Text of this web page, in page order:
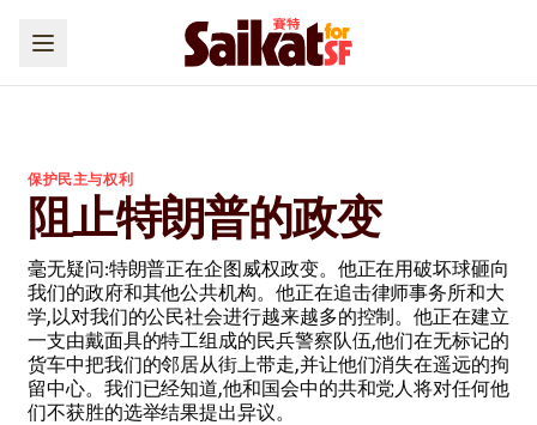
保护民主与权利
阻止特朗普的政变
毫无疑问:特朗普正在企图威权政变。他正在用破坏球砸向
我们的政府和其他公共机构。他正在追击律师事务所和大
学,以对我们的公民社会进行越来越多的控制。他正在建立
一支由戴面具的特工组成的民兵警察队伍,他们在无标记的
货车中把我们的邻居从街上带走,并让他们消失在遥远的拘
留中心。我们已经知道,他和国会中的共和党人将对任何他
们不获胜的选举结果提出异议。